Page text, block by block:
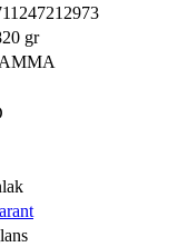
gr